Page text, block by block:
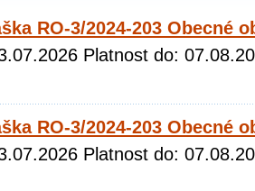
RO-3/2024-203 Obecné
Platnost do:
RO-3/2024-203 Obecné
Platnost do: